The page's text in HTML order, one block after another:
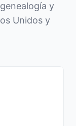
y
Unidos y